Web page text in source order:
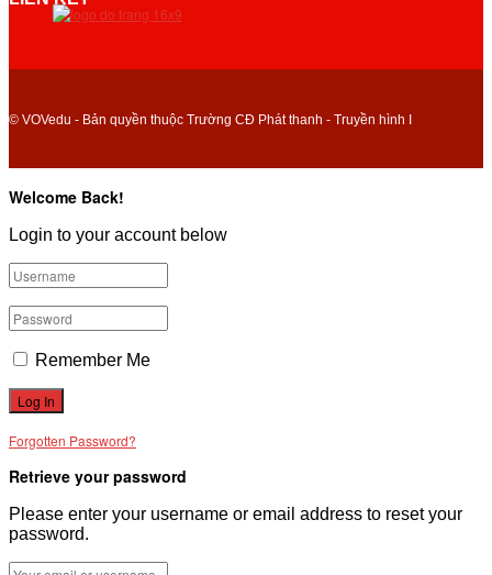
© VOVedu - Bản quyền thuộc Trường CĐ Phát thanh - Truyền hình I
Welcome Back!
Login to your account below
Remember Me
Forgotten Password?
Retrieve your password
Please enter your username or email address to reset your
password.